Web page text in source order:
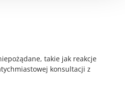
takie jak reakcje
konsultacji z